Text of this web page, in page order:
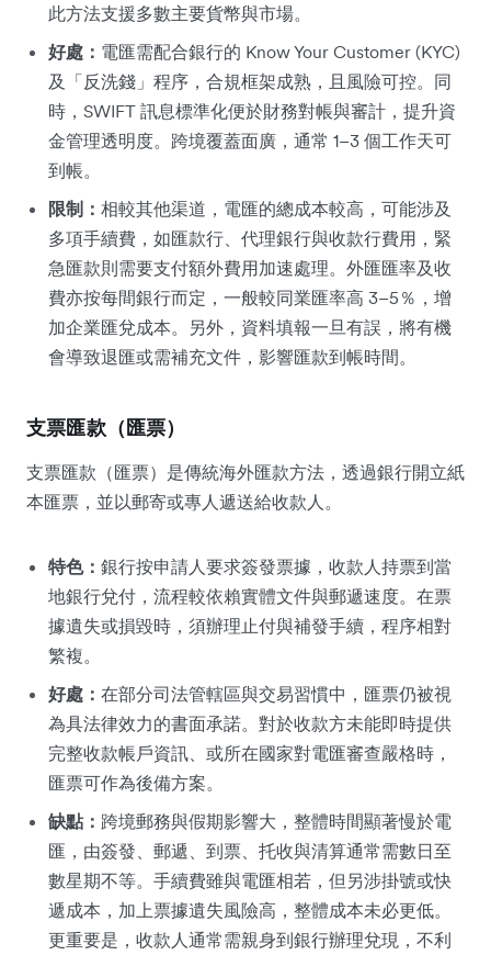
此方法支援多數主要貨幣與市場。
好處： 電匯需配合銀行的 Know Your Customer (KYC)
及「反洗錢」程序，合規框架成熟，且風險可控。同
時，SWIFT 訊息標準化便於財務對帳與審計，提升資
金管理透明度。跨境覆蓋面廣，通常 1–3 個工作天可
到帳。
限制： 相較其他渠道，電匯的總成本較高，可能涉及
多項手續費，如匯款行、代理銀行與收款行費用，緊
急匯款則需要支付額外費用加速處理。外匯匯率及收
費亦按每間銀行而定，一般較同業匯率高 3–5％，增
加企業匯兌成本。另外，資料填報一旦有誤，將有機
會導致退匯或需補充文件，影響匯款到帳時間。
支票匯款（匯票）
支票匯款（匯票）是傳統海外匯款方法，透過銀行開立紙
本匯票，並以郵寄或專人遞送給收款人。
特色： 銀行按申請人要求簽發票據，收款人持票到當
地銀行兌付，流程較依賴實體文件與郵遞速度。在票
據遺失或損毀時，須辦理止付與補發手續，程序相對
繁複。
好處： 在部分司法管轄區與交易習慣中，匯票仍被視
為具法律效力的書面承諾。對於收款方未能即時提供
完整收款帳戶資訊、或所在國家對電匯審查嚴格時，
匯票可作為後備方案。
缺點： 跨境郵務與假期影響大，整體時間顯著慢於電
匯，由簽發、郵遞、到票、托收與清算通常需數日至
數星期不等。手續費雖與電匯相若，但另涉掛號或快
遞成本，加上票據遺失風險高，整體成本未必更低。
更重要是，收款人通常需親身到銀行辦理兌現，不利